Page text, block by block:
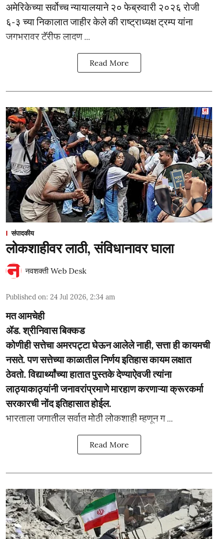
अमेरिकेच्या सर्वोच्च न्यायालयाने २० फेब्रुवारी २०२६ रोजी
६-३ च्या निकालात जाहीर केले की राष्ट्राध्यक्ष ट्रम्प यांना
जगभरावर टॅरीफ लादण ...
Read More
संपादकीय
लोकशाहीवर लाठी, संविधानावर घाला
नवशक्ती Web Desk
Published on: 24 Jul 2026, 2:34 am
मत आमचेही
ॲड. श्रीनिवास बिक्कड
कोणीही सत्तेचा अमरपट्टा घेऊन आलेले नाही, सत्ता ही कायमची
नसते. पण सत्तेच्या काळातील निर्णय इतिहास कायम लक्षात
ठेवतो. विद्यार्थ्यांच्या हातात पुस्तके देण्याऐवजी त्यांना
लाठ्याकाठ्यांनी जनावरांप्रमाणे मारहाण करणाऱ्या क्रूरकर्मा
सरकारची नोंद इतिहासात होईल.
भारताला जगातील सर्वात मोठी लोकशाही म्हणून ग ...
Read More